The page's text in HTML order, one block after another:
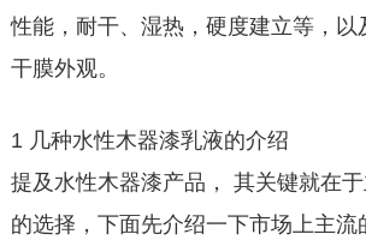
性能，耐干、湿热，硬度建立等，以
干膜外观。
1 几种水性木器漆乳液的介绍
提及水性木器漆产品， 其关键就在
的选择，下面先介绍一下市场上主流